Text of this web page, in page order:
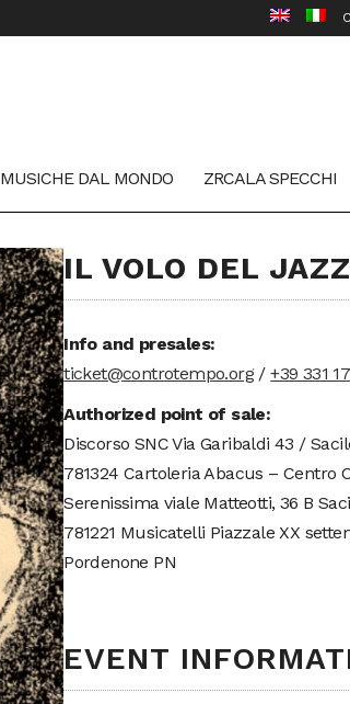
MUSICHE DAL MONDO ZRCALA SPECCHI
IL VOLO DEL
Info and presales:
ticket@controtempo.org/+39 331
Authorized point of sale:
Discorso SNC Via Garibaldi 43 /
781324 Cartoleria Abacus – Centro
Serenissima viale Matteotti, 36 B
781221 Musicatelli Piazzale XX
Pordenone PN
EVENT